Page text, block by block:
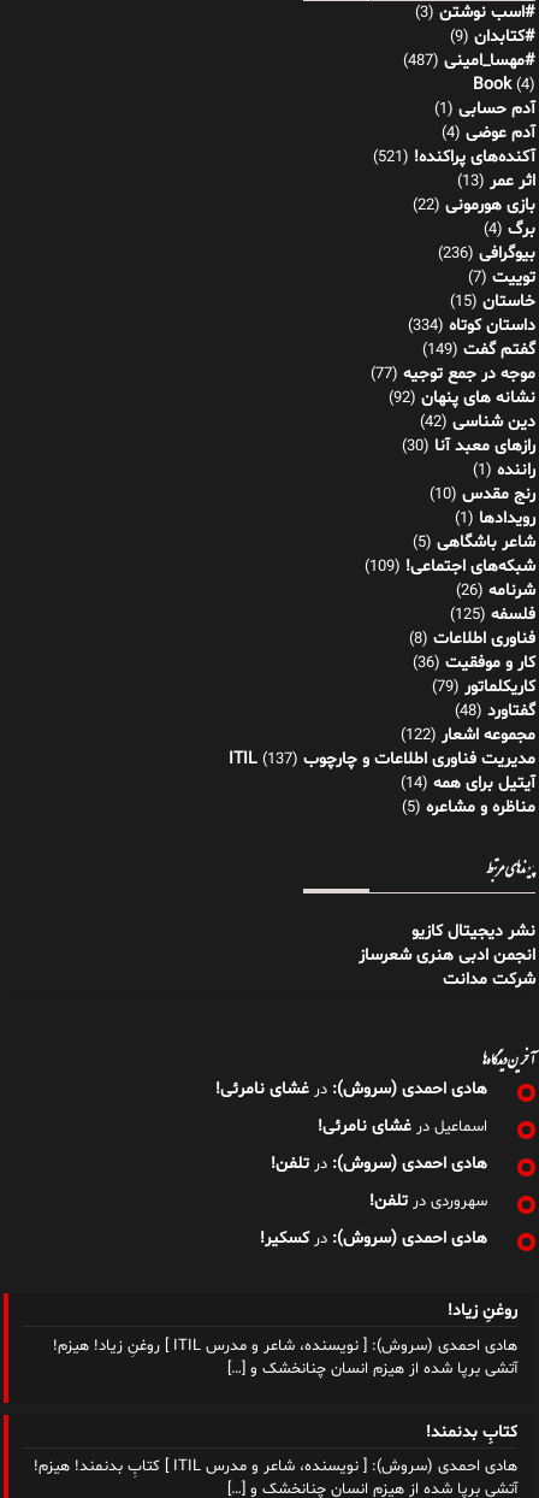
#اسب نوشتن (3)
#کتابدان (9)
#مهسا_امینی (487)
Book(4)
آدم حسابی (1)
آدم عوضی (4)
آکنده‌های پراکنده! (521)
اثر عمر (13)
بازی هورمونی (22)
برگ (4)
بیوگرافی (236)
توییت (7)
خاستان (15)
داستان کوتاه (334)
گفتم گفت (149)
موجه در جمع توجیه (77)
نشانه های پنهان (92)
دین شناسی (42)
رازهای معبد آنا (30)
راننده (1)
رنج مقدس (10)
رویدادها (1)
شاعر باشگاهی (5)
شبکه‌های اجتماعی! (109)
شرنامه (26)
فلسفه (125)
فناوری اطلاعات (8)
کار و موفقیت (36)
کاریکلماتور (79)
گفتاورد (48)
مجموعه اشعار (122)
مدیریت فناوری اطلاعات و چارچوب ITIL (137)
آیتیل برای همه (14)
مناظره و مشاعره (5)
پیوندهای مرتبط
نشر دیجیتال کازیو
انجمن ادبی هنری شعرساز
شرکت مدانت
آخرین دیدگاه‌ها
هادی احمدی (سروش): در غشای نامرئی!
اسماعیل در غشای نامرئی!
هادی احمدی (سروش): در تلفن!
سهروردی در تلفن!
هادی احمدی (سروش): درکسکیر!
روغنِ زیاد!
هادی احمدی (سروش): [ نویسنده، شاعر و مدرس ITIL ] روغنِ زیاد! هیزم!
آتشی برپا شده از هیزم انسان چنانخشک و […]
کتابِ بدنمند!
هادی احمدی (سروش): [ نویسنده، شاعر و مدرس ITIL ] کتابِ بدنمند! هیزم!
آتشی برپا شده از هیزم انسان چنانخشک و […]